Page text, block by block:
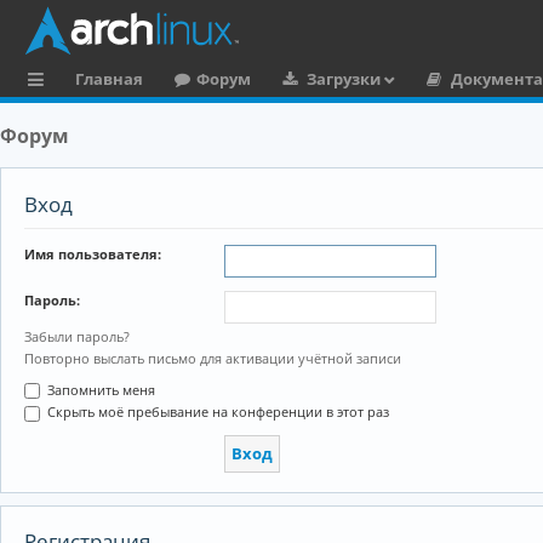
ы
и
Главная Форум Загрузки
Форум
Вход
Имя пользователя:
Пароль:
Забыли пароль?
Повторно выслать письмо для активации учётной записи
Запомнить меня
Скрыть моё пребывание на конференции в этот раз